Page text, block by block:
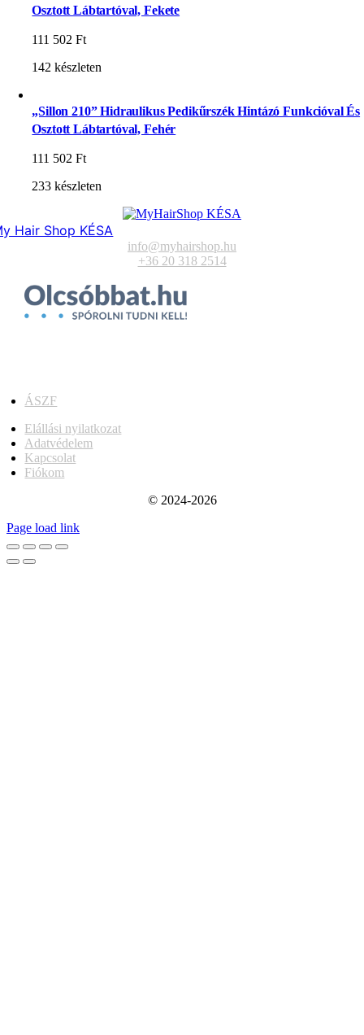
Osztott Lábtartóval, Fekete
111 502Ft
142 készleten
„Sillon 210” Hidraulikus Pedikűrszék Hintázó Funkcióval És
Osztott Lábtartóval, Fehér
111 502Ft
233 készleten
Hair Shop KÉSA
info@myhairshop.hu
+36 20 318 2514
ÁSZF
Elállási nyilatkozat
Adatvédelem
Kapcsolat
Fiókom
© 2024-2026
Page load link